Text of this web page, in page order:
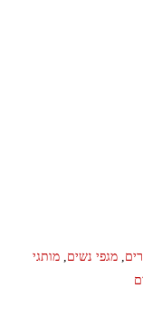
מגפי נשים מותגי